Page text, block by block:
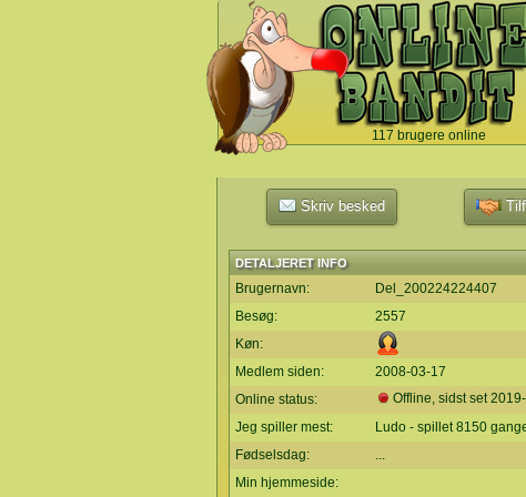
117 brugere online
`
Skriv besked
DETALJERET INFO
Brugernavn:
Del_200224224407
Besøg:
2557
Køn:
Medlem siden:
2008-03-17
Online status:
Offline, sidst set
Jeg spiller mest:
Ludo - spillet 8150
Fødselsdag:
...
Min hjemmeside: